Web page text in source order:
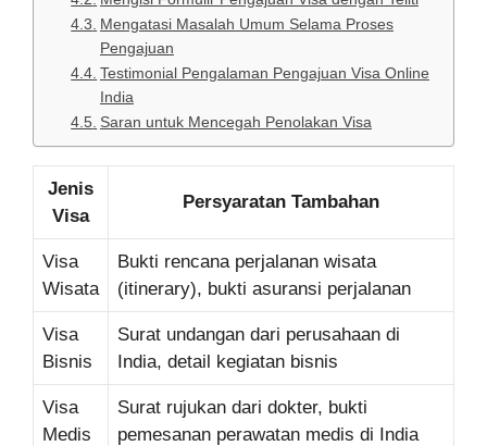
Mengatasi Masalah Umum Selama Proses
Pengajuan
Testimonial Pengalaman Pengajuan Visa Online
India
Saran untuk Mencegah Penolakan Visa
Jenis
Visa
Persyaratan Tambahan
Visa
Wisata
Bukti rencana perjalanan wisata
(itinerary), bukti asuransi perjalanan
Visa
Bisnis
Surat undangan dari perusahaan di
India, detail kegiatan bisnis
Visa
Medis
Surat rujukan dari dokter, bukti
pemesanan perawatan medis di India